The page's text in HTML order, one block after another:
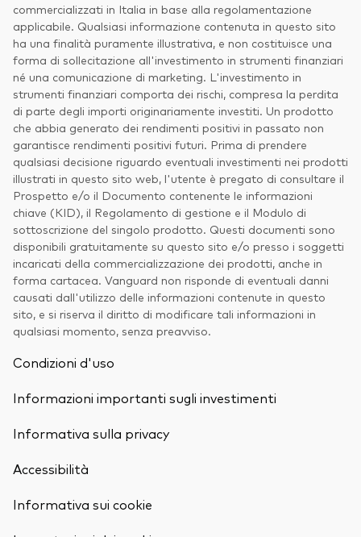
commercializzati in Italia in base alla regolamentazione
applicabile. Qualsiasi informazione contenuta in questo sito
ha una finalità puramente illustrativa, e non costituisce una
forma di sollecitazione all'investimento in strumenti finanziari
né una comunicazione di marketing. L'investimento in
strumenti finanziari comporta dei rischi, compresa la perdita
di parte degli importi originariamente investiti. Un prodotto
che abbia generato dei rendimenti positivi in passato non
garantisce rendimenti positivi futuri. Prima di prendere
qualsiasi decisione riguardo eventuali investimenti nei prodotti
illustrati in questo sito web, l'utente è pregato di consultare il
Prospetto e/o il Documento contenente le informazioni
chiave (KID), il Regolamento di gestione e il Modulo di
sottoscrizione del singolo prodotto. Questi documenti sono
disponibili gratuitamente su questo sito e/o presso i soggetti
incaricati della commercializzazione dei prodotti, anche in
forma cartacea. Vanguard non risponde di eventuali danni
causati dall'utilizzo delle informazioni contenute in questo
sito, e si riserva il diritto di modificare tali informazioni in
qualsiasi momento, senza preavviso.
Condizioni d'uso
Informazioni importanti sugli investimenti
Informativa sulla privacy
Accessibilità
Informativa sui cookie